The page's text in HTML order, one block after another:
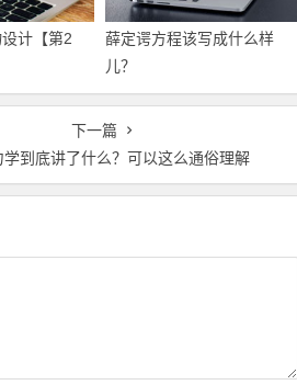
计​【第2
薛定谔方程该写成什么样
儿？
下一篇
学到底讲了什么？可以这么通俗理解